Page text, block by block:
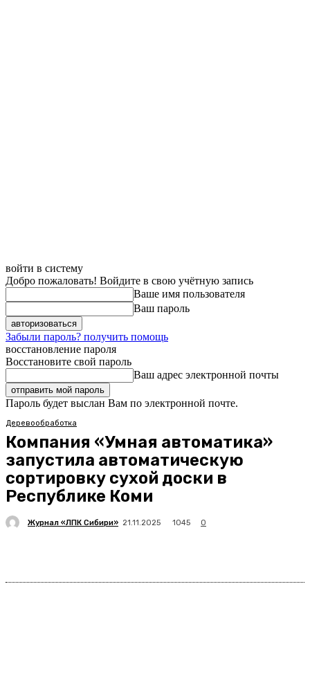
войти в систему
Добро пожаловать! Войдите в свою учётную запись
Ваше имя пользователя
Ваш пароль
Забыли пароль? получить помощь
восстановление пароля
Восстановите свой пароль
Ваш адрес электронной почты
Пароль будет выслан Вам по электронной почте.
Деревообработка
Компания «Умная автоматика»
запустила автоматическую
сортировку сухой доски в
Республике Коми
Журнал «ЛПК Сибири» 21.11.2025 1045 0